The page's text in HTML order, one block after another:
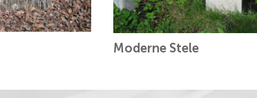
Moderne Stele